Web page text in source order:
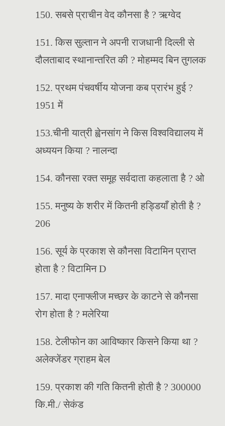
150. सबसे प्राचीन वेद कौनसा है ? ऋग्वेद
151. किस सुल्तान ने अपनी राजधानी दिल्ली से
दौलताबाद स्थानान्तरित की ? मोहम्मद बिन तुगलक
152. प्रथम पंचवर्षीय योजना कब प्रारंभ हुई ?
1951 में
153.चीनी यात्री ह्वेनसांग ने किस विश्वविद्यालय में
अध्ययन किया ? नालन्दा
154. कौनसा रक्त समूह सर्वदाता कहलाता है ? ओ
155. मनुष्य के शरीर में कितनी हड्डियाँ होती है ?
206
156. सूर्य के प्रकाश से कौनसा विटामिन प्राप्त
होता है ? विटामिन D
157. मादा एनाफ्लीज मच्छर के काटने से कौनसा
रोग होता है ? मलेरिया
158. टेलीफोन का आविष्कार किसने किया था ?
अलेक्जेंडर ग्राहम बेल
159. प्रकाश की गति कितनी होती है ? 300000
कि.मी./ सेकंड